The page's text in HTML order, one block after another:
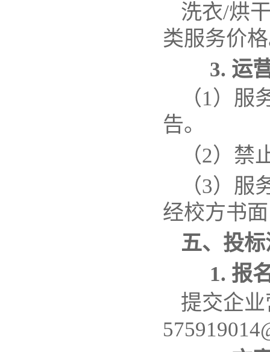
洗衣/烘
类服务价
3. 运
（1） 服
告。
（2） 禁
（3）服
经校方书
五、投
1. 报
提交企
575919014